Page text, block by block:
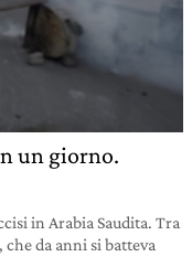
un giorno.
in Arabia Saudita. Tra
da anni si batteva